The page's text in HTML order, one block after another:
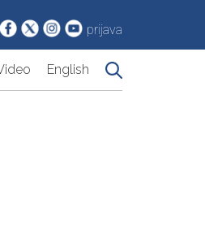
prijava
English